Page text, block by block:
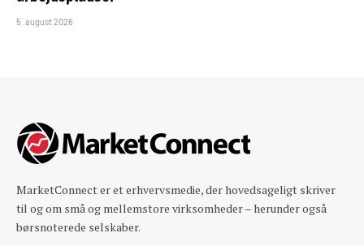
5. august 2026
MarketConnect er et erhvervsmedie, der hovedsageligt skriver
til og om små og mellemstore virksomheder – herunder også
børsnoterede selskaber.